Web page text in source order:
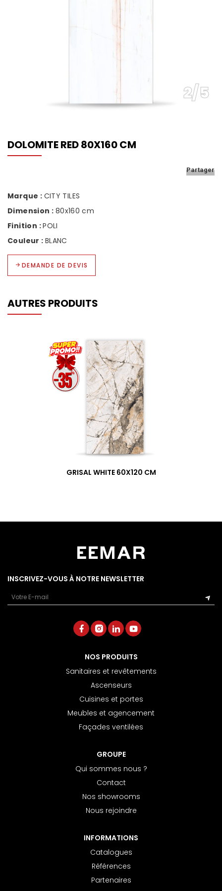
NOUS REJOINDRE
2/5
DOLOMITE RED 80X160 CM
Partager
Marque : CITY TILES
Dimension : 80x160 cm
Finition :POLI
Couleur : BLANC
DEMANDE DE DEVIS
AUTRES PRODUITS
GRISAL WHITE 60X120 CM
INSCRIVEZ-VOUS À NOTRE NEWSLETTER
NOS PRODUITS
Sanitaires et revêtements
Ascenseurs
Cuisines et portes
Meubles et agencement
Façades ventilées
GROUPE
Qui sommes nous ?
Contact
Nos showrooms
Nous rejoindre
INFORMATIONS
Catalogues
Références
Partenaires